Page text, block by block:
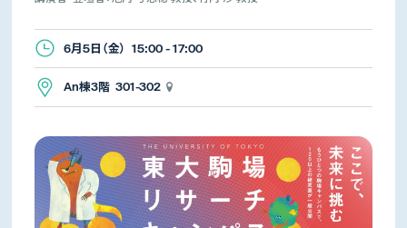
6月5日（金） 15:00 - 17:00
An棟3階 301-302